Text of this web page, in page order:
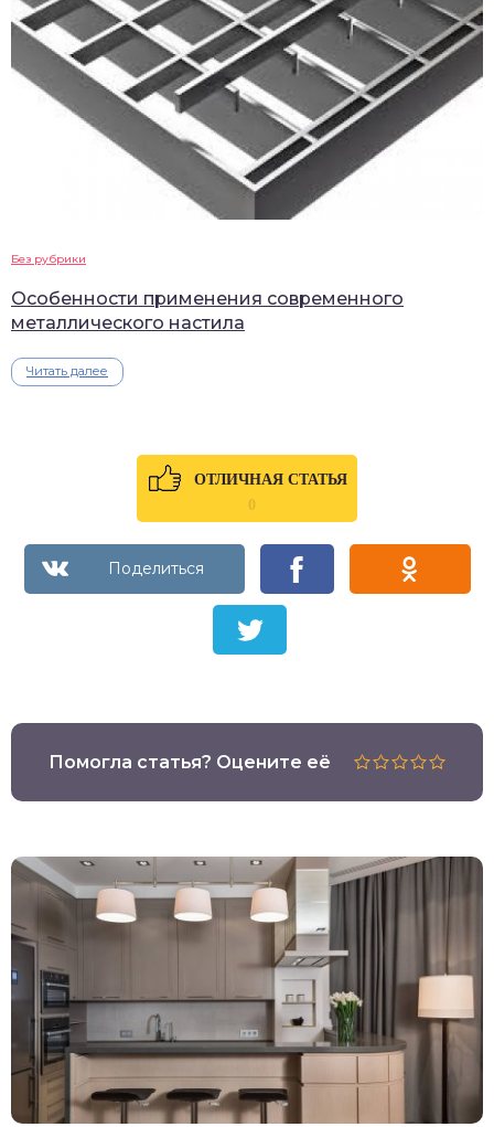
Без рубрики
Особенности применения современного
металлического настила
Читать далее
ОТЛИЧНАЯ СТАТЬЯ
0
Помогла статья? Оцените её